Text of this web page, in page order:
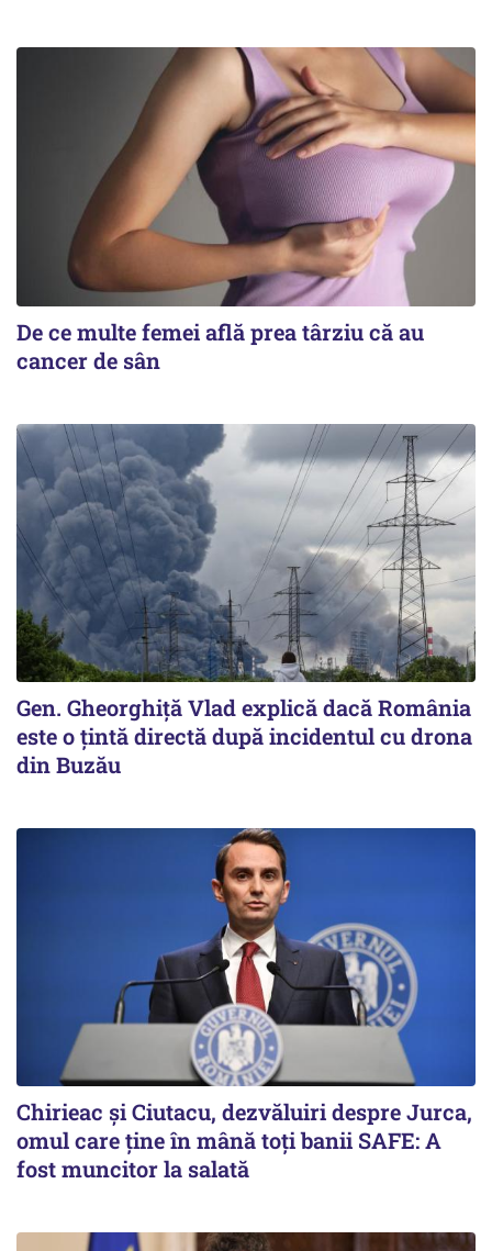
De ce multe femei află prea târziu că au
cancer de sân
Gen. Gheorghiță Vlad explică dacă România
este o țintă directă după incidentul cu drona
din Buzău
Chirieac și Ciutacu, dezvăluiri despre Jurca,
omul care ține în mână toți banii SAFE: A
fost muncitor la salată